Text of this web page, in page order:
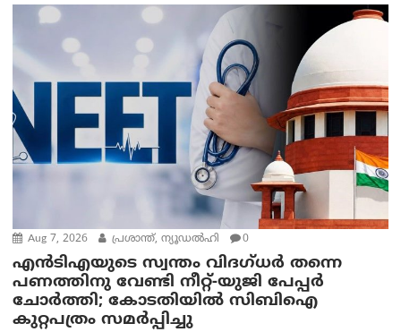
Aug 7, 2026 പ്രശാന്ത്, ന്യൂഡല്‍ഹി 0
എൻ‌ടി‌എയുടെ സ്വന്തം വിദഗ്ധർ തന്നെ
പണത്തിനു വേണ്ടി നീറ്റ്-യു‌ജി പേപ്പർ
ചോർത്തി; കോടതിയില്‍ സിബിഐ
കുറ്റപത്രം സമര്‍പ്പിച്ചു